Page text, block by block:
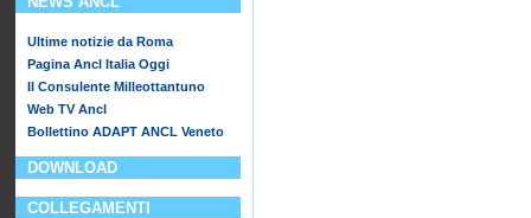
Ultime notizie da Roma
Pagina Ancl Italia Oggi
Il Consulente Milleottantuno
Web TV Ancl
Bollettino ADAPT ANCL Veneto
DOWNLOAD
COLLEGAMENTI